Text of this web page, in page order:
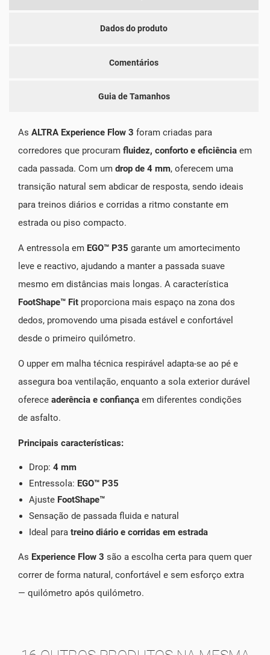
Dados do produto
Comentários
Guia de Tamanhos
As ALTRA Experience Flow 3 foram criadas para
corredores que procuram fluidez, conforto e eficiência em
cada passada. Com um drop de 4 mm, oferecem uma
transição natural sem abdicar de resposta, sendo ideais
para treinos diários e corridas a ritmo constante em
estrada ou piso compacto.
A entressola em EGO™ P35 garante um amortecimento
leve e reactivo, ajudando a manter a passada suave
mesmo em distâncias mais longas. A característica
FootShape™ Fit proporciona mais espaço na zona dos
dedos, promovendo uma pisada estável e confortável
desde o primeiro quilómetro.
O upper em malha técnica respirável adapta-se ao pé e
assegura boa ventilação, enquanto a sola exterior durável
oferece aderência e confiança em diferentes condições
de asfalto.
Principais características:
Drop: 4 mm
Entressola: EGO™ P35
Ajuste FootShape™
Sensação de passada fluida e natural
Ideal para treino diário e corridas em estrada
As Experience Flow 3 são a escolha certa para quem quer
correr de forma natural, confortável e sem esforço extra
— quilómetro após quilómetro.